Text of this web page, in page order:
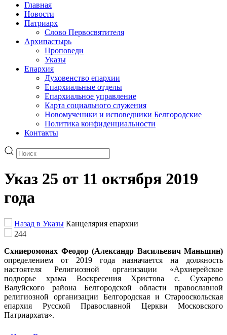
Главная
Новости
Патриарх
Слово Первосвятителя
Архипастырь
Проповеди
Указы
Епархия
Духовенство епархии
Епархиальные отделы
Епархиальное управление
Карта социального служения
Новомученики и исповедники Белгородские
Политика конфиденциальности
Контакты
Указ 25 от 11 октября 2019
года
Назад в Указы Канцелярия епархии
244
Схииеромонах Феодор (Александр Васильевич Маньшин)
определением от 2019 года назначается на должность
настоятеля Религиозной организации «Архиерейское
подворье храма Воскресения Христова с. Сухарево
Валуйского района Белгородской области православной
религиозной организации Белгородская и Старооскольская
епархия Русской Православной Церкви Московского
Патриархата».